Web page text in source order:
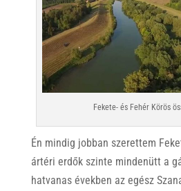
Fekete- és Fehér Körös
Én mindig jobban szerettem
ártéri erdők szinte mindenütt a
hatvanas években az egész